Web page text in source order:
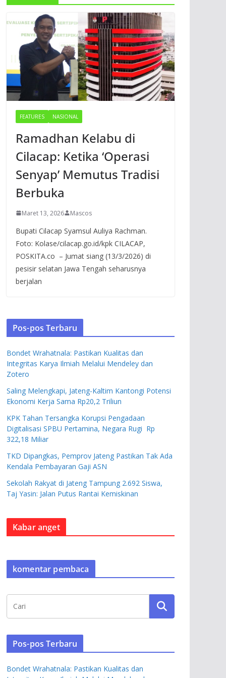
FEATURES NASIONAL
Ramadhan Kelabu di
Cilacap: Ketika ‘Operasi
Senyap’ Memutus Tradisi
Berbuka
Maret 13, 2026 Mascos
Bupati Cilacap Syamsul Auliya Rachman.
Foto: Kolase/cilacap.go.id/kpk CILACAP,
POSKITA.co – Jumat siang (13/3/2026) di
pesisir selatan Jawa Tengah seharusnya
berjalan
Pos-pos Terbaru
Bondet Wrahatnala: Pastikan Kualitas dan
Integritas Karya Ilmiah Melalui Mendeley dan
Zotero
Saling Melengkapi, Jateng-Kaltim Kantongi Potensi
Ekonomi Kerja Sama Rp20,2 Triliun
KPK Tahan Tersangka Korupsi Pengadaan
Digitalisasi SPBU Pertamina, Negara Rugi Rp
322,18 Miliar
TKD Dipangkas, Pemprov Jateng Pastikan Tak Ada
Kendala Pembayaran Gaji ASN
Sekolah Rakyat di Jateng Tampung 2.692 Siswa,
Taj Yasin: Jalan Putus Rantai Kemiskinan
Kabar anget
komentar pembaca
Pos-pos Terbaru
Bondet Wrahatnala: Pastikan Kualitas dan